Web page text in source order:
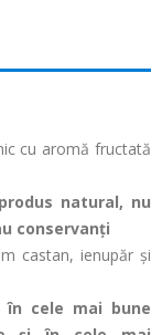
cu aromă fructată
produs natural, nu
conservanți
castan, ienupăr și
în cele mai bune